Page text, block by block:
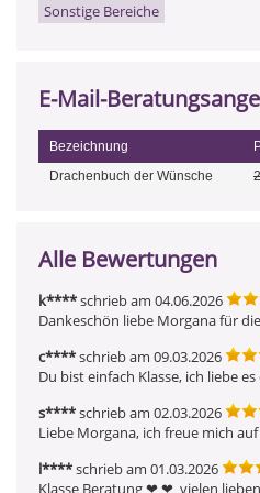
Sonstige Bereiche
E-Mail-
Bezeichnung
Drachenbuch der Wünsche
Alle Bewertungen
k****schrieb am 04.06.2026
Dankeschön liebe Morgana für
c****schrieb am 09.03.2026
Du bist einfach Klasse, ich liebe
s****schrieb am 02.03.2026
Liebe Morgana, ich freue mich
l****schrieb am 01.03.2026
Klasse Beratung ❤ ️❤ ️ vielen